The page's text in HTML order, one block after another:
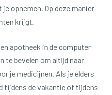
je opnemen. Op deze manier
krijgt.
apotheek in de computer
te bevelen om altijd naar
je medicijnen. Als je elders
tijdens de vakantie of tijdens